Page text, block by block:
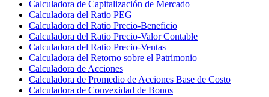
Calculadora de Capitalización de Mercado
Calculadora del Ratio PEG
Calculadora del Ratio Precio-Beneficio
Calculadora del Ratio Precio-Valor Contable
Calculadora del Ratio Precio-Ventas
Calculadora del Retorno sobre el Patrimonio
Calculadora de Acciones
Calculadora de Promedio de Acciones Base de Costo
Calculadora de Convexidad de Bonos